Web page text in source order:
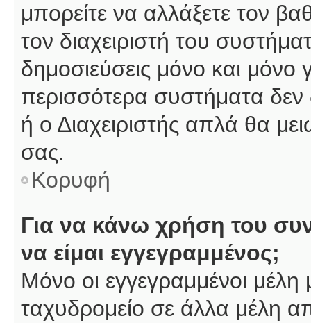
μπορείτε να αλλάξετε τον
τον διαχειριστή του
δημοσιεύσεις μόνο και
περισσότερα συστήματα δεν
ή ο Διαχειριστής απλά θα
σας.
Κορυφή
Για να κάνω χρήση του
να είμαι εγγεγραμμένος;
Μόνο οι εγγεγραμμένοι
ταχυδρομείο σε άλλα μέλη